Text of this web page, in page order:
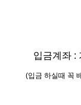
입금계좌 :
(입금 하실때 꼭